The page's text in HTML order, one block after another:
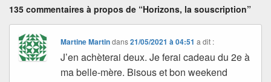
135 commentaires à propos de “Horizons, la souscription”
Martine Martindans21/05/2021 à 04:51 a dit :
J’en achèterai deux. Je ferai cadeau du 2e à
ma belle-mère. Bisous et bon weekend